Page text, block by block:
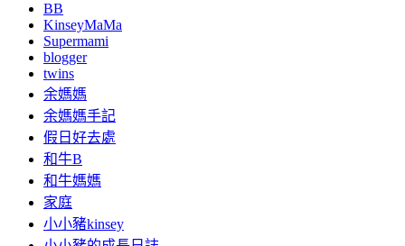
BB
KinseyMaMa
Supermami
blogger
twins
余媽媽
余媽媽手記
假日好去處
和牛B
和牛媽媽
家庭
小小豬kinsey